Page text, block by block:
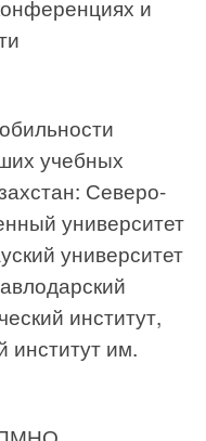
и
учебных
Северо-
университет
университет
институт,
институт им.